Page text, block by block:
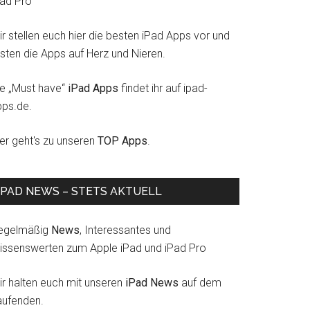
stellen euch hier die besten iPad Apps vor und
die Apps auf Herz und Nieren.
„Must have“ iPad Apps findet ihr auf ipad-
geht's zu unseren TOP Apps.
NEWS – STETS AKTUELL
News, Interessantes und
zum Apple iPad und iPad Pro
halten euch mit unseren iPad News auf dem